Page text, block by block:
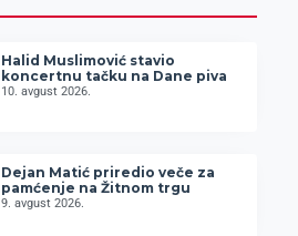
Halid Muslimović stavio
koncertnu tačku na Dane piva
10. avgust 2026.
Dejan Matić priredio veče za
pamćenje na Žitnom trgu
9. avgust 2026.